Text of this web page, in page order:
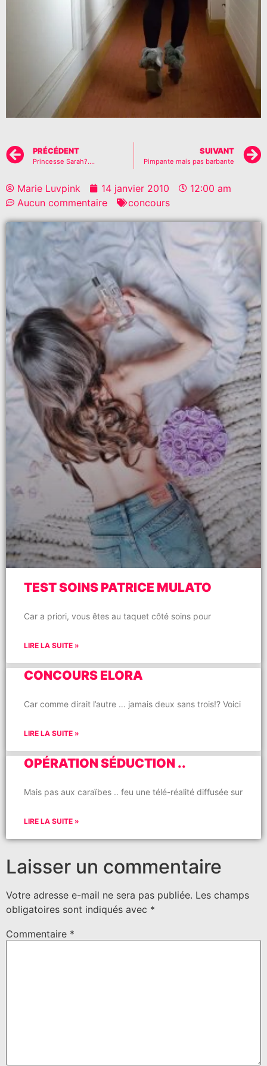
PRÉCÉDENT
Princesse Sarah?….
SUIVANT
Pimpante mais pas barbante
Marie Luvpink 14 janvier 2010
12:00 am
Aucun commentaire
concours
TEST SOINS PATRICE MULATO
Car a priori, vous êtes au taquet côté soins pour
LIRE LA SUITE »
CONCOURS ELORA
Car comme dirait l’autre … jamais deux sans trois!? Voici
LIRE LA SUITE »
OPÉRATION SÉDUCTION ..
Mais pas aux caraïbes .. feu une télé-réalité diffusée sur
LIRE LA SUITE »
Laisser un commentaire
Votre adresse e-mail ne sera pas publiée. Les champs
obligatoires sont indiqués avec *
Commentaire *